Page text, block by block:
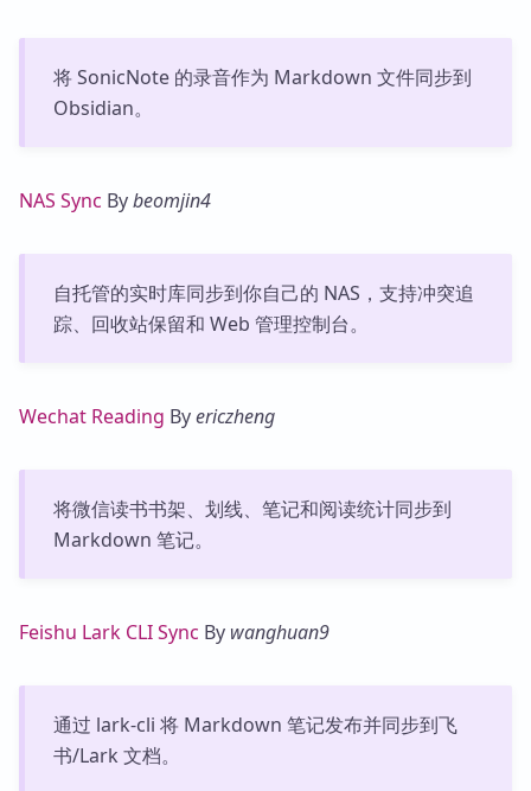
将 SonicNote 的录音作为 Markdown 文件同步到
Obsidian。
NAS Sync Bybeomjin4
自托管的实时库同步到你自己的 NAS，支持冲突追
踪、回收站保留和 Web 管理控制台。
Wechat Reading Byericzheng
将微信读书书架、划线、笔记和阅读统计同步到
Markdown 笔记。
Feishu Lark CLI Sync By wanghuan9
通过 lark-cli 将 Markdown 笔记发布并同步到飞
书/Lark 文档。